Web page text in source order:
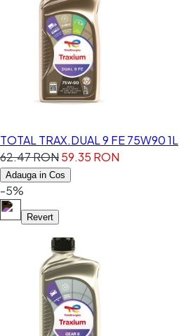
TOTAL TRAX.DUAL 9 FE 75W90 1L
62.47 RON59.35 RON
Adauga in Cos
-5%
Revert